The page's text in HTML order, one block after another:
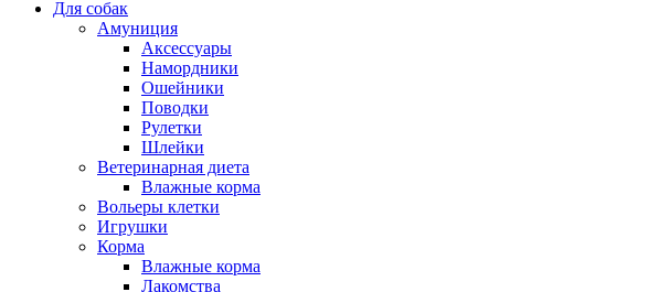
Для собак
Амуниция
Аксессуары
Намордники
Ошейники
Поводки
Рулетки
Шлейки
Ветеринарная диета
Влажные корма
Вольеры клетки
Игрушки
Корма
Влажные корма
Лакомства